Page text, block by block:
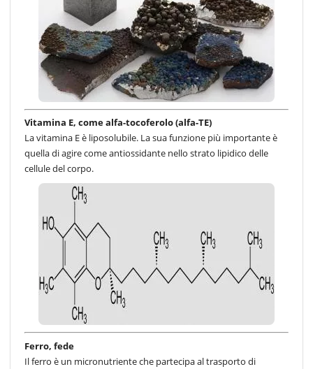
Vitamina E, come alfa-tocoferolo (alfa-TE)
La vitamina E è liposolubile. La sua funzione più importante è
quella di agire come antiossidante nello strato lipidico delle
cellule del corpo.
Ferro, fede
Il ferro è un micronutriente che partecipa al trasporto di